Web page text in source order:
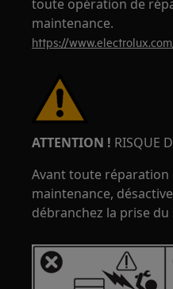
toute opération de
maintenance.
https://
ATTENTION ! RISQUE
Avant toute
maintenance,
débranchez la prise du